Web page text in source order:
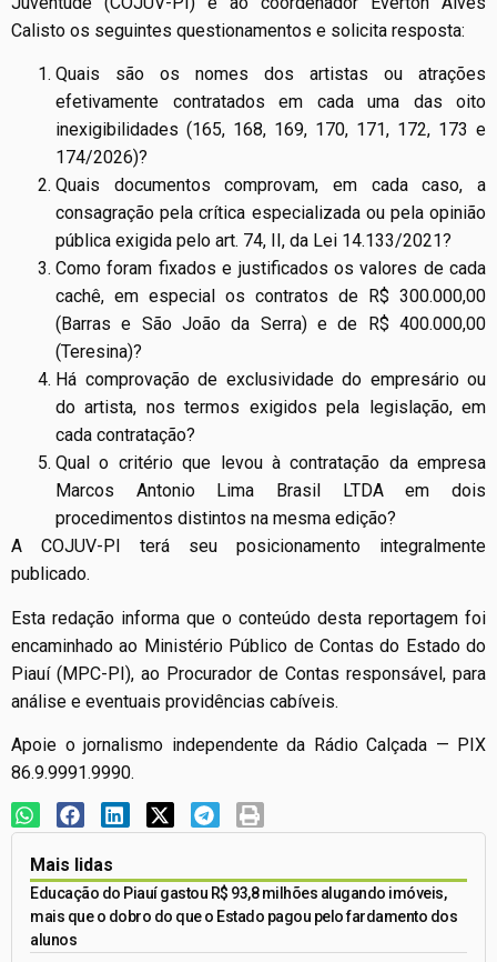
Calisto os seguintes questionamentos e solicita resposta:
Quais são os nomes dos artistas ou atrações
efetivamente contratados em cada uma das oito
inexigibilidades (165, 168, 169, 170, 171, 172, 173 e
174/2026)?
Quais documentos comprovam, em cada caso, a
consagração pela crítica especializada ou pela opinião
pública exigida pelo art. 74, II, da Lei 14.133/2021?
Como foram fixados e justificados os valores de cada
cachê, em especial os contratos de R$ 300.000,00
(Barras e São João da Serra) e de R$ 400.000,00
(Teresina)?
Há comprovação de exclusividade do empresário ou
do artista, nos termos exigidos pela legislação, em
cada contratação?
Qual o critério que levou à contratação da empresa
Marcos Antonio Lima Brasil LTDA em dois
procedimentos distintos na mesma edição?
A COJUV-PI terá seu posicionamento integralmente
publicado.
Esta redação informa que o conteúdo desta reportagem foi
encaminhado ao Ministério Público de Contas do Estado do
Piauí (MPC-PI), ao Procurador de Contas responsável, para
análise e eventuais providências cabíveis.
Apoie o jornalismo independente da Rádio Calçada — PIX
86.9.9991.9990.
Mais lidas
Educação do Piauí gastou R$ 93,8 milhões alugando imóveis,
mais que o dobro do que o Estado pagou pelo fardamento dos
alunos